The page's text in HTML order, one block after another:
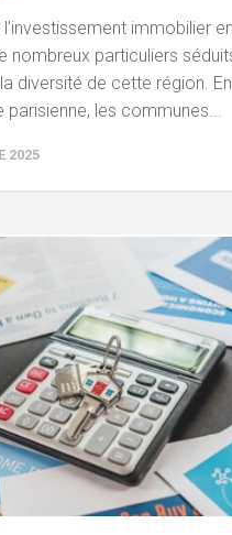
immobilier
nombreux particuliers
diversité de cette région.
parisienne, les communes...
2025